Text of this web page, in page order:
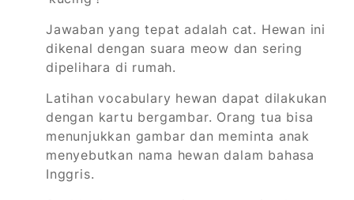
Jawaban yang tepat adalah cat. Hewan ini
dikenal dengan suara meow dan sering
dipelihara di rumah.
Latihan vocabulary hewan dapat dilakukan
dengan kartu bergambar. Orang tua bisa
menunjukkan gambar dan meminta anak
menyebutkan nama hewan dalam bahasa
Inggris.